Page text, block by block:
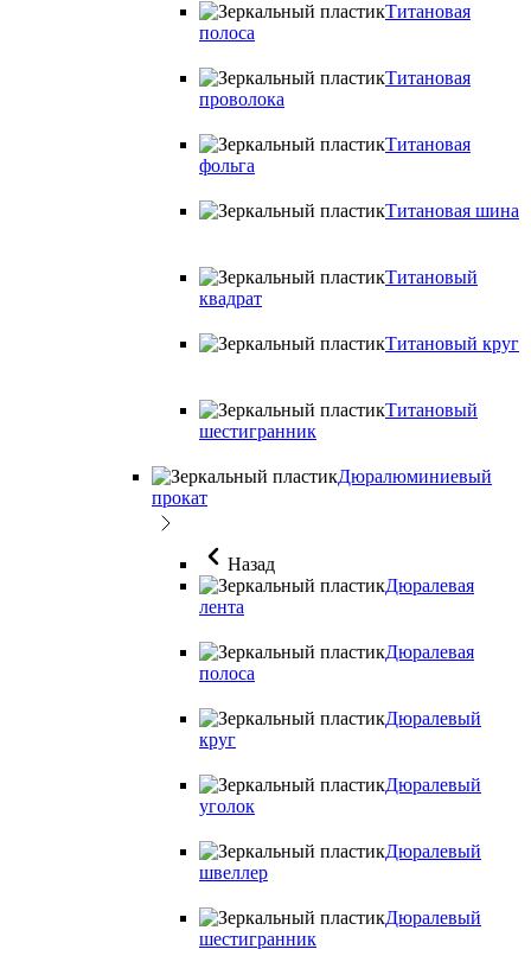
Титановая
полоса
Титановая
проволока
Титановая
фольга
Титановая шина
Титановый
квадрат
Титановый круг
Титановый
шестигранник
Дюралюминиевый
прокат
Назад
Дюралевая
лента
Дюралевая
полоса
Дюралевый
круг
Дюралевый
уголок
Дюралевый
швеллер
Дюралевый
шестигранник